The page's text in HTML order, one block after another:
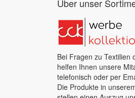
Über unser
Bei Fragen zu Textilien
helfen Ihnen unsere
telefonisch oder per
Die Produkte in